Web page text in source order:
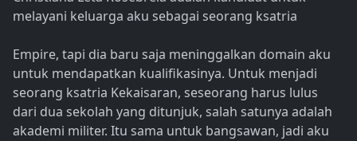
melayani keluarga aku sebagai seorang ksatria
Empire, tapi dia baru saja meninggalkan domain aku
untuk mendapatkan kualifikasinya. Untuk menjadi
seorang ksatria Kekaisaran, seseorang harus lulus
dari dua sekolah yang ditunjuk, salah satunya adalah
akademi militer. Itu sama untuk bangsawan, jadi aku